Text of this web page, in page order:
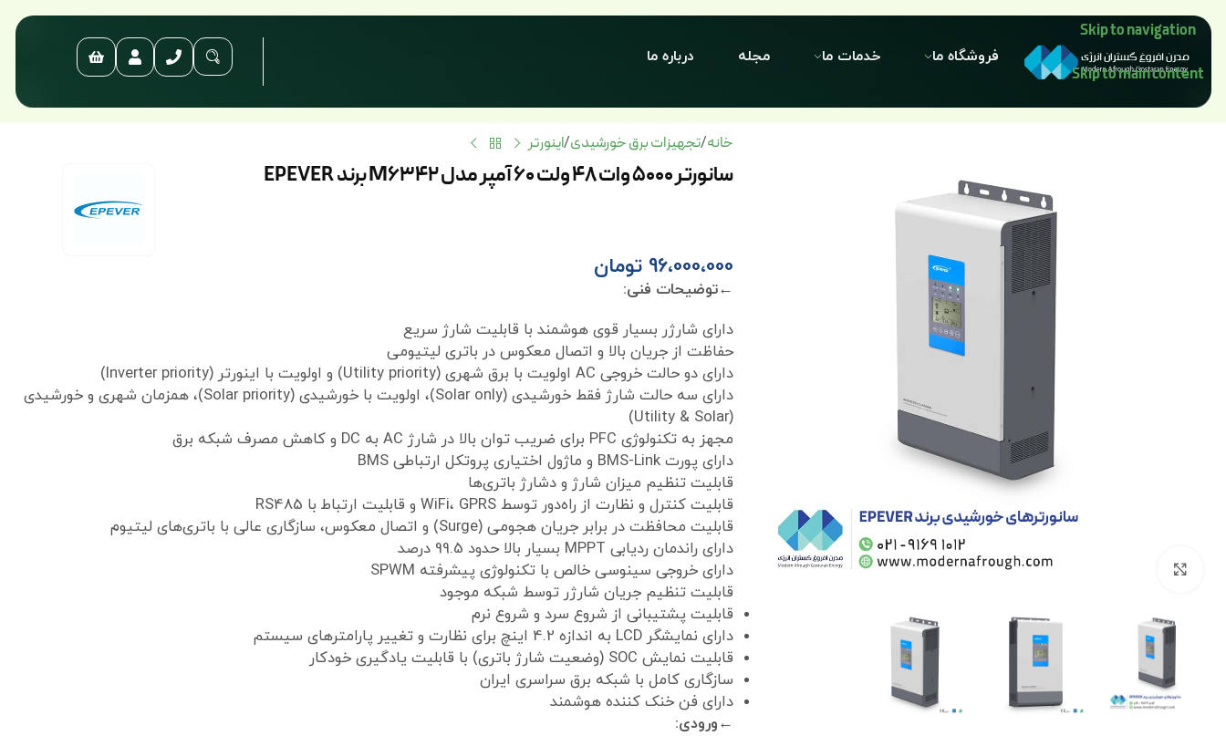
Skip to navigation
Skip to main content
فروشگاه ما خدمات ما مجله درباره ما
برای بزرگنمایی کلیک کنید
خانه/تجهیزات برق خورشیدی/اینورتر
سانورتر 5000 وات 48 ولت 60 آمپر مدل M6342 برند EPEVER
96،000،000 تومان
←توضیحات فنی:
دارای شارژر بسیار قوی هوشمند با قابلیت شارژ سریع
حفاظت از جریان بالا و اتصال معکوس در باتری لیتیومی
دارای دو حالت خروجی AC اولویت با برق شهری (Utility priority) و اولویت با اینورتر (Inverter priority)
دارای سه حالت شارژ فقط خورشیدی (Solar only)، اولویت با خورشیدی (Solar priority)، همزمان شهری و خورشیدی
(Utility & Solar)
مجهز به تکنولوژی PFC برای ضریب توان بالا در شارژ AC به DC و کاهش مصرف شبکه برق
دارای پورت BMS-Link و ماژول اختیاری پروتکل ارتباطی BMS
قابلیت تنظیم میزان شارژ و دشارژ باتری‌ها
قابلیت کنترل و نظارت از راه‌دور توسط WiFi، GPRS و قابلیت ارتباط با RS485
قابلیت محافظت در برابر جریان هجومی (Surge) و اتصال معکوس، سازگاری عالی با باتری‌های لیتیوم
دارای راندمان ردیابی MPPT بسیار بالا حدود 99.5 درصد
دارای خروجی سینوسی خالص با تکنولوژی پیشرفته SPWM
قابلیت تنظیم جریان شارژر توسط شبکه موجود
قابلیت پشتیبانی از شروع سرد و شروع نرم
دارای نمایشگر LCD به اندازه 4.2 اینچ برای نظارت و تغییر پارامترهای سیستم
قابلیت نمایش SOC (وضعیت شارژ باتری) با قابلیت یادگیری خودکار
سازگاری کامل با شبکه برق سراسری ایران
دارای فن خنک کننده هوشمند
←ورودی: